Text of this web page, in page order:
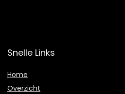
Snelle Links
Home
Overzicht